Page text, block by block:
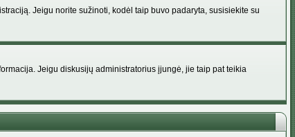
Jeigu norite sužinoti, kodėl taip buvo padaryta, susisiekite su
Jeigu diskusijų administratorius įjungė, jie taip pat teikia